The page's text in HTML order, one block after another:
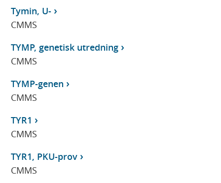
Tymin, U-
CMMS
TYMP, genetisk utredning
CMMS
TYMP-genen
CMMS
TYR1
CMMS
TYR1, PKU-prov
CMMS